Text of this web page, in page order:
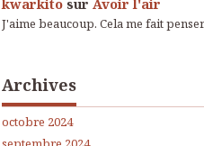
J'aime beaucoup. Cela me fait penser
Archives
octobre 2024